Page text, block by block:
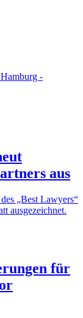
-
aus
„Best Lawyers“
ausgezeichnet.
für